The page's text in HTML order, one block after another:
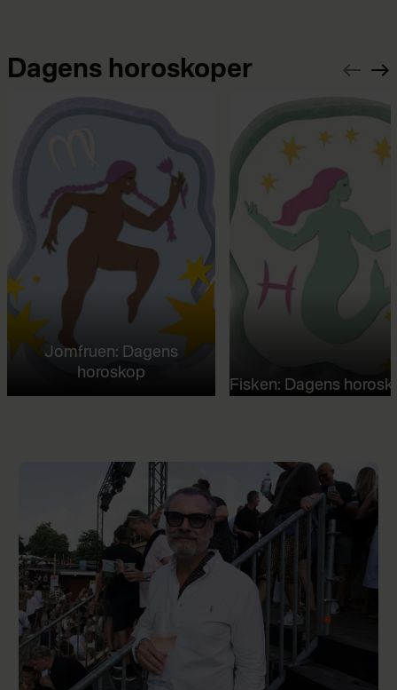
Dagens horoskoper
Jomfruen: Dagens
horoskop
Fisken: Dagens